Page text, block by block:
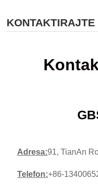
KONTAKTIRAJTE
Adresa:91, TianAn
Telefon:+86-